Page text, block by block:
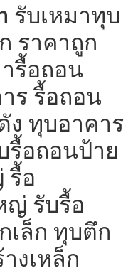
รับเหมาทุบ
ราคาถูก
รื้อถอน
ร รื้อถอน
ง ทุบอาคาร
อถอนป้าย
อ
ญ่ รับรื้อ
เล็ก ทุบตึก
งเหล็ก